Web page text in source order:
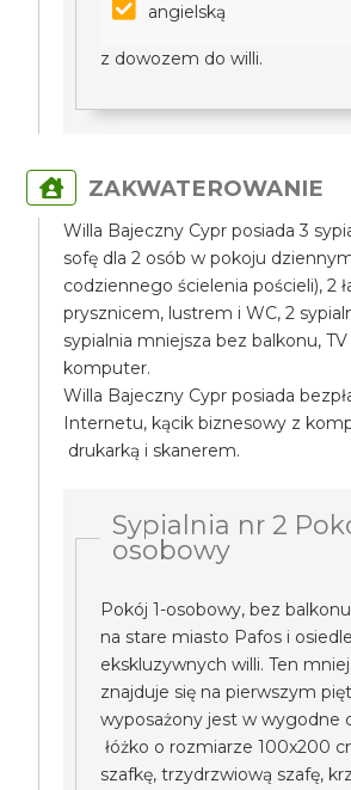
angielską
z dowozem do willi.
ZAKWATEROWANIE
Willa Bajeczny Cypr posiada 3
sofę dla 2 osób w pokoju
codziennego ścielenia pościeli), 2
prysznicem, lustrem i WC, 2
sypialnia mniejsza bez balkonu, TV
komputer.
Willa Bajeczny Cypr posiada
Internetu, kącik biznesowy z
drukarką i skanerem.
Sypialnia nr 2
osobowy
Pokój 1-osobowy, bez
na stare miasto Pafos i osiedle
ekskluzywnych willi. Ten
znajduje się na pierwszym
wyposażony jest w wygodne
łóżko o rozmiarze 100x200
szafkę, trzydrzwiową szafę,